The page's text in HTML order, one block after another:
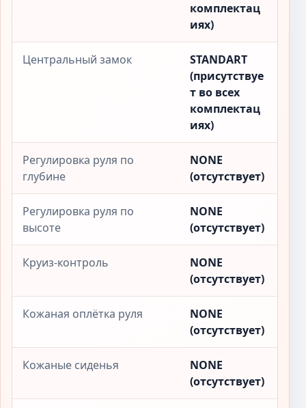
комплектац
иях)
Центральный замок
STANDART
(присутствуе
т во всех
комплектац
иях)
Регулировка руля по
глубине
NONE
(отсутствует)
Регулировка руля по
высоте
NONE
(отсутствует)
Круиз-контроль
NONE
(отсутствует)
Кожаная оплётка руля
NONE
(отсутствует)
Кожаные сиденья
NONE
(отсутствует)